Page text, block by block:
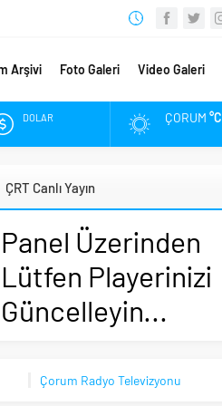
Arşivi Foto Galeri Video Galeri
DOLAR
ALTIN
BIST
ÇORUM °C
ÇRT Canlı Yayın
Panel Üzerinden
Lütfen Playerinizi
Güncelleyin...
Çorum Radyo Televizyonu